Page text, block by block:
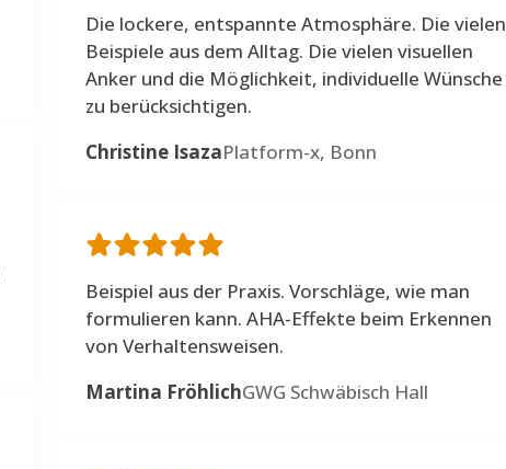
Die lockere, entspannte Atmosphäre. Die vielen
Beispiele aus dem Alltag. Die vielen visuellen
Anker und die Möglichkeit, individuelle Wünsche
zu berücksichtigen.
Christine IsazaPlatform-x, Bonn
Beispiel aus der Praxis. Vorschläge, wie man
formulieren kann. AHA-Effekte beim Erkennen
von Verhaltensweisen.
Martina FröhlichGWG Schwäbisch Hall